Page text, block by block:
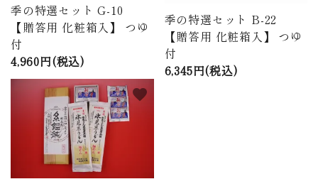
季の特選セット G-10
【贈答用 化粧箱入】 つゆ
付
4,960円(税込)
季の特選セット B-22
【贈答用 化粧箱入】 つゆ
付
6,345円(税込)
favorite